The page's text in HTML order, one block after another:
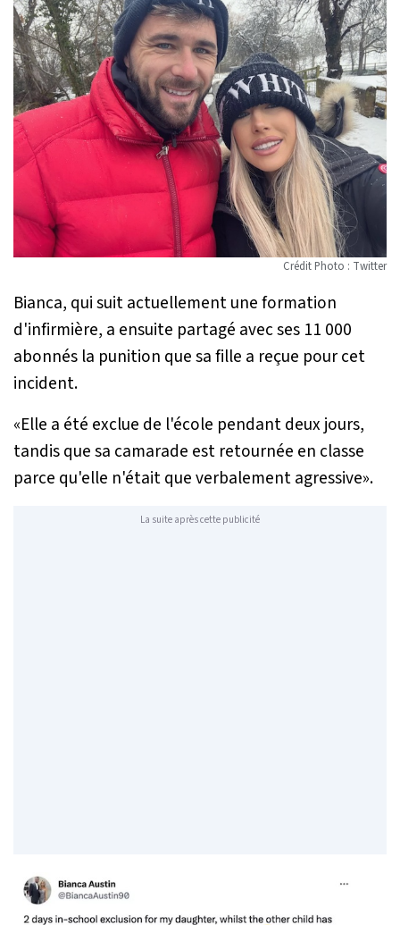
Crédit Photo : Twitter
Bianca, qui suit actuellement une formation
d'infirmière, a ensuite partagé avec ses 11 000
abonnés la punition que sa fille a reçue pour cet
incident.
«Elle a été exclue de l'école pendant deux jours,
tandis que sa camarade est retournée en classe
parce qu'elle n'était que verbalement agressive».
La suite après cette publicité